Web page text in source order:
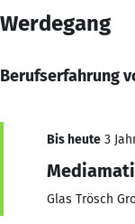
Werdegang
Berufserfahrung
Bis heute 3
Glas Trösch